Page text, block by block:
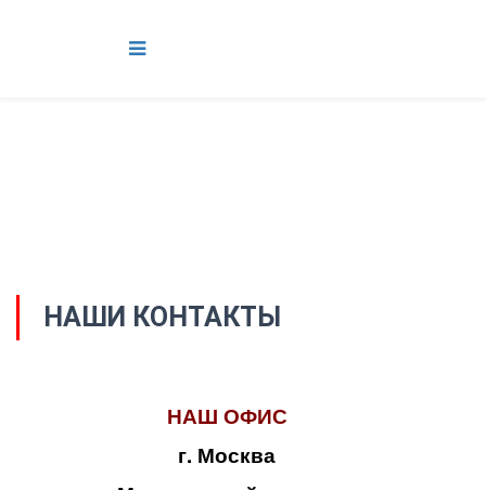
НАШИ КОНТАКТЫ
НАШ ОФИС
г. Москва